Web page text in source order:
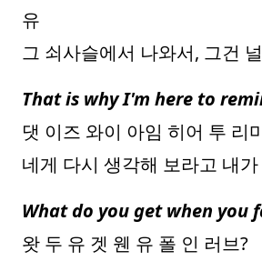
유
그 쇠사슬에서 나와서, 그건
That is why I'm here to
댓 이즈 와이 아임 히어 투 리
네게 다시 생각해 보라고 내
What do you get when you
왓 두 유 겟 웬 유 폴 인 러브?